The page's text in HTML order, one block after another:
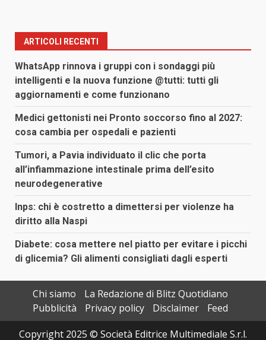
ARTICOLI RECENTI
WhatsApp rinnova i gruppi con i sondaggi più
intelligenti e la nuova funzione @tutti: tutti gli
aggiornamenti e come funzionano
Medici gettonisti nei Pronto soccorso fino al 2027:
cosa cambia per ospedali e pazienti
Tumori, a Pavia individuato il clic che porta
all’infiammazione intestinale prima dell’esito
neurodegenerative
Inps: chi è costretto a dimettersi per violenze ha
diritto alla Naspi
Diabete: cosa mettere nel piatto per evitare i picchi
di glicemia? Gli alimenti consigliati dagli esperti
Chi siamo
La Redazione di Blitz Quotidiano
Pubblicità
Privacy policy Disclaimer
Feed
Copyright 2025 © Società Editrice Multimediale S.r.l.